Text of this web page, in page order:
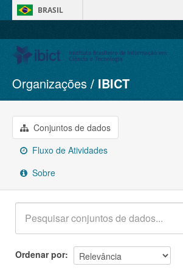
BRASIL
Conjuntos de dados
Organizações
Grupos
Sobre
Organizações IBICT
Conjuntos de dados
Fluxo de Atividades
Sobre
Ordenar por